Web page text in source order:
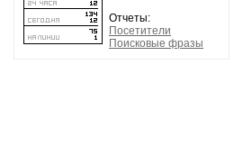
Отчеты:
Посетители
Поисковые фразы